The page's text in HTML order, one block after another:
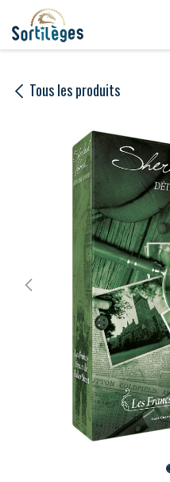
Se rendre au contenu
Tous les produits